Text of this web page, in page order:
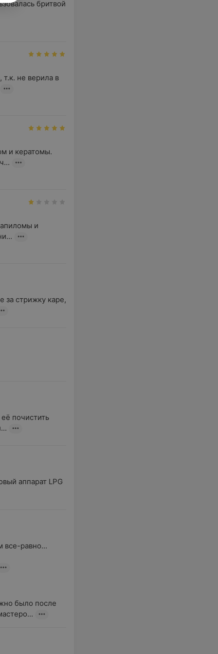
бритвой
не верила в
и кератомы.
и
за стрижку каре,
почистить
аппарат LPG
все-равно...
было после